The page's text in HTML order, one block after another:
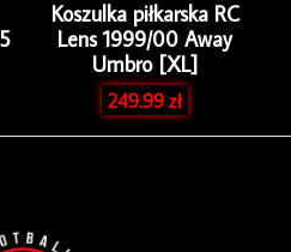
Koszulka piłkarska RC
Lens 1999/00 Away
Umbro [XL]
249.99zł